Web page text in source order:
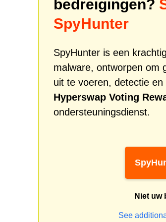
bedreigingen?
SpyHunter
SpyHunter is een
malware, ontworpen om
uit te voeren, detectie
Hyperswap Voting
ondersteuningsdienst.
Niet uw
See